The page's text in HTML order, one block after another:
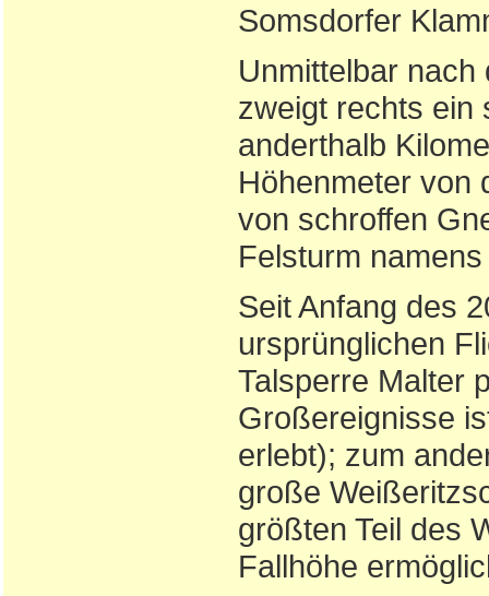
Somsdorfer
Unmittelbar
zweigt rechts ein
anderthalb
Höhenmeter von
von schroffen
Felsturm
Seit Anfang des
ursprünglichen
Talsperre Malter
Großereignisse
erlebt); zum
große
größten Teil des
Fallhöhe